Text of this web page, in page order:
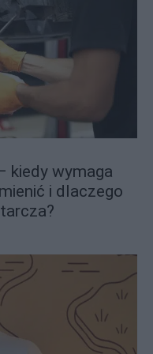
kiedy wymaga
i dlaczego